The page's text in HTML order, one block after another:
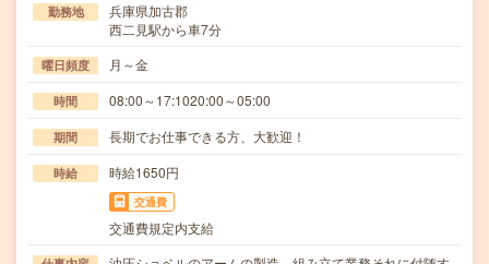
勤務地
兵庫県加古郡
西二見駅から車7分
曜日頻度 月～金
時間 08:00～17:1020:00～05:00
期間 長期でお仕事できる方、大歓迎！
時給 時給1650円
交通費
交通費規定内支給